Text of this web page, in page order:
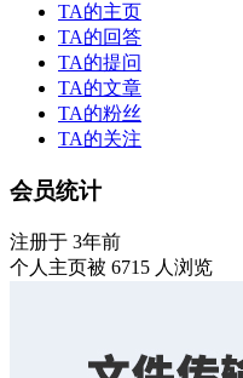
TA的主页
TA的回答
TA的提问
TA的文章
TA的粉丝
TA的关注
会员统计
注册于 3年前
个人主页被 6715 人浏览